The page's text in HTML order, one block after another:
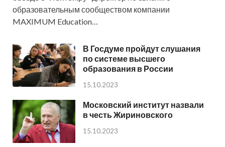
образовательным сообществом компании
MAXIMUM Education…
В Госдуме пройдут слушания
по системе высшего
образования в России
15.10.2023
Московский институт назвали
в честь Жириновского
15.10.2023